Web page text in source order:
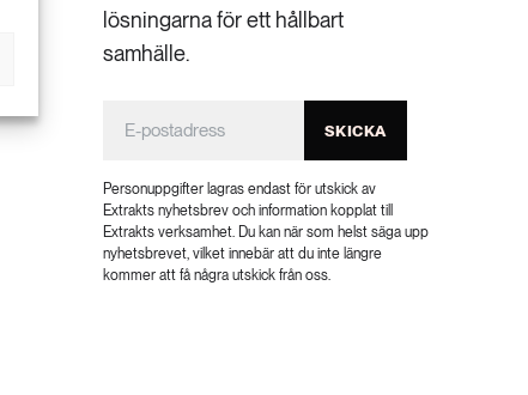
lösningarna för ett hållbart
samhälle.
SKICKA
Personuppgifter lagras endast för utskick av
Extrakts nyhetsbrev och information kopplat till
Extrakts verksamhet. Du kan när som helst säga upp
nyhetsbrevet, vilket innebär att du inte längre
kommer att få några utskick från oss.